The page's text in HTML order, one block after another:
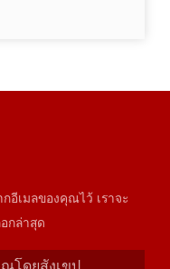
อีเมลของคุณไว้ เราจะ
ตตาล็อกล่าสุด